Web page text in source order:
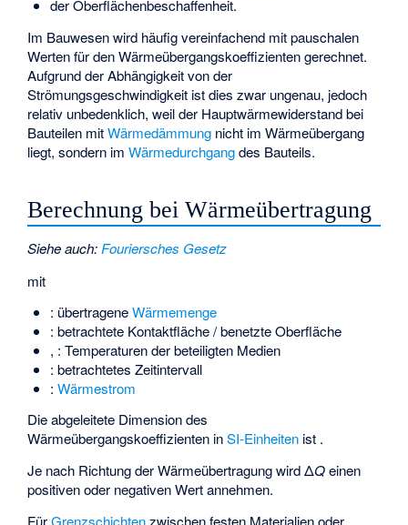
der Oberflächenbeschaffenheit.
Im Bauwesen wird häufig vereinfachend mit pauschalen
Werten für den Wärmeübergangskoeffizienten gerechnet.
Aufgrund der Abhängigkeit von der
Strömungsgeschwindigkeit ist dies zwar ungenau, jedoch
relativ unbedenklich, weil der Hauptwärmewiderstand bei
Bauteilen mitWärmedämmung nicht im Wärmeübergang
liegt, sondern imWärmedurchgangdes Bauteils.
Berechnung bei Wärmeübertragung
Siehe auch:Fouriersches Gesetz
mit
: übertrageneWärmemenge
: betrachtete Kontaktfläche / benetzte Oberfläche
, : Temperaturen der beteiligten Medien
: betrachtetes Zeitintervall
: Wärmestrom
Die abgeleitete Dimension des
Wärmeübergangskoeffizienten inSI-Einheiten ist .
Je nach Richtung der Wärmeübertragung wird ΔQeinen
positiven oder negativen Wert annehmen.
FürGrenzschichtenzwischen festen Materialien oder